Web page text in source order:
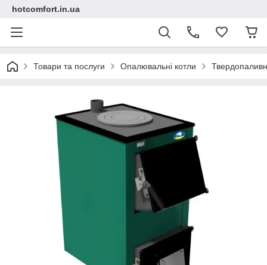
hotcomfort.in.ua
Товари та послуги Опалювальні котли